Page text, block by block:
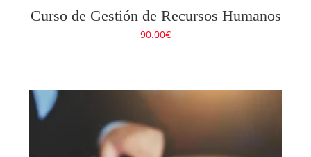
Curso de Gestión de Recursos Humanos
90.00€